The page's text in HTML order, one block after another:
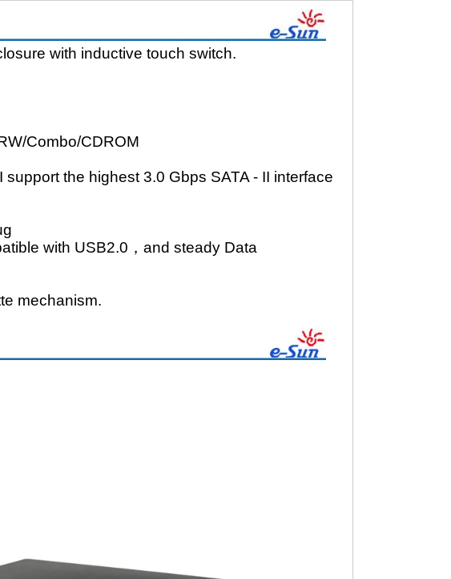
with inductive touch switch.
Combo/CDROM
the highest 3.0 Gbps SATA - II interface
with USB2.0，and steady Data
mechanism.